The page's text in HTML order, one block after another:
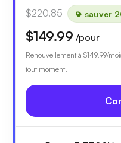
$220.85 sauver
$149.99 /pour
Renouvellement à $149.99/
tout moment.